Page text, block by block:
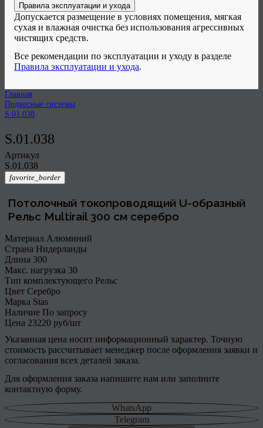
Правила эксплуатации и ухода
Допускается размещение в условиях помещения, мягкая
сухая и влажная очистка без использования агрессивных
чистящих средств.
Все рекомендации по эксплуатации и уходу в разделе
Правила эксплуатации и ухода.
Главная
Подвесные системы
S.01.038
S.01.038
Артикул⠀
S.01.038
favorite_border
Потолочный токопроводящий U-образный
Рельс Multirail 300 см серебро
Материал Алюминий
Страна Нидерланды
Длина 300
Макс. нагрузка 30
Тип комплектующего Рельс
Цвет Серебро
Марка Stas
Наличие По запросу
Цена 23220 руб/шт
Указанная цена носит информационный характер. Точную
стоимость рассчитывает менеджер после оформления заявки и
согласования всех деталей заказа.
Для оформления заказа напишите нам или заполните
контактную форму.
WhatsApp
Telegram